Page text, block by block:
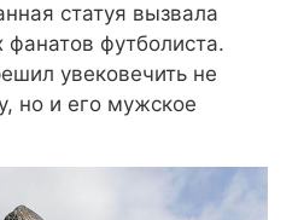
статуя вызвала
футболиста.
увековечить не
но и его мужское